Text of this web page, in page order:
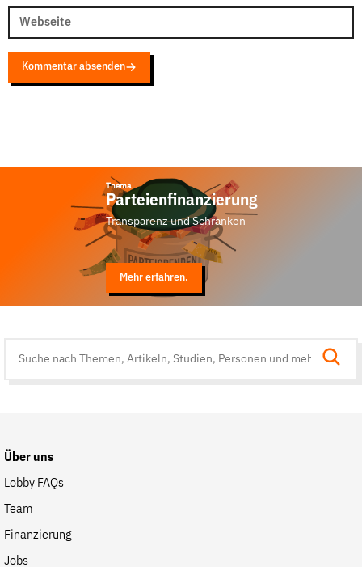
Webseite
Kommentar absenden
Thema
Parteienfinanzierung
Transparenz und Schranken
Mehr erfahren.
Über uns
Lobby FAQs
Team
Finanzierung
Jobs